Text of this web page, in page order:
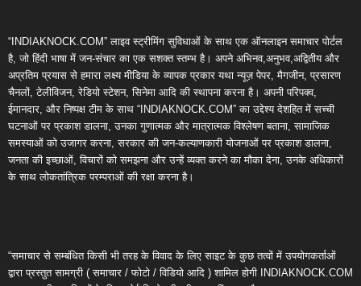
“INDIAKNOCK.COM” लाइव स्ट्रीमिंग सुविधाओं के साथ एक ऑनलाइन समाचार पोर्टल
है, जो हिंदी भाषा में जन-संचार का एक सशक्त स्तम्भ है। अपने अभिनव,अनुभव,अद्वितीय और
अप्रतिम प्रयास से हमारा लक्ष्य मीडिया के व्यापक प्रकार यथा न्यूज़ पेपर, मैगजीन, प्रसारण
चैनलों, टेलीविजन, रेडियो स्टेशन, सिनेमा आदि की स्थापना करना है। अपनी परिपक्व,
ईमानदार, और निष्पक्ष टीम के साथ “INDIAKNOCK.COM” का उद्देश्य देशहित में सच्ची
घटनाओं पर प्रकाश डालना, उनका गुणात्मक और मात्रात्मक विश्लेषण बताना, सामाजिक
समस्याओं को उजागर करना, सरकार की जन-कल्याणकारी योजनाओं पर प्रकाश डालना,
जनता की इच्छाओं, विचारों को समझना और उन्हें व्यक्त करने का मौका देना, उनके अधिकारों
के साथ लोकतांत्रिक परम्पराओं की रक्षा करना है।
“समाचार से सम्बंधित किसी भी तरह के विवाद के लिए साइट के कुछ तत्वों में उपयोगकर्ताओं
द्वारा प्रस्तुत सामग्री ( समाचार / फोटो / विडियो आदि ) शामिल होगी INDIAKNOCK.COM